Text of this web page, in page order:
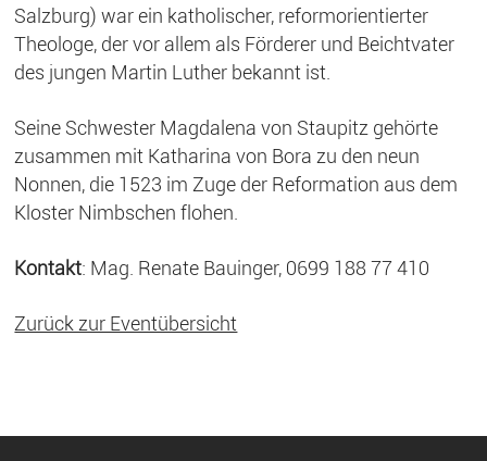
Salzburg) war ein katholischer, reformorientierter
Theologe, der vor allem als Förderer und Beichtvater
des jungen Martin Luther bekannt ist.
Seine Schwester Magdalena von Staupitz gehörte
zusammen mit Katharina von Bora zu den neun
Nonnen, die 1523 im Zuge der Reformation aus dem
Kloster Nimbschen flohen.
Kontakt: Mag. Renate Bauinger, 0699 188 77 410
Zurück zur Eventübersicht